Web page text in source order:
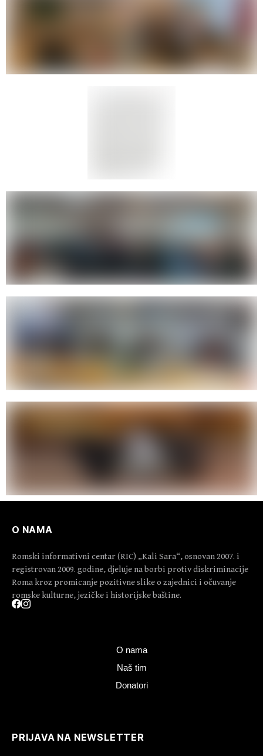
O NAMA
Romski informativni centar (RIC) „Kali Sara“, osnovan 2007. i
registrovan 2009. godine, djeluje na borbi protiv diskriminacije
Roma kroz promicanje pozitivne slike o zajednici i očuvanje
romske kulturne, jezičke i historijske baštine.
O nama
Naš tim
Donatori
PRIJAVA NA NEWSLETTER